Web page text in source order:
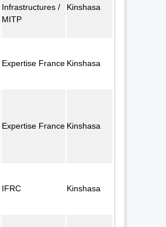
Infrastructures /
MITP
Kinshasa
Expertise France Kinshasa
Expertise France Kinshasa
IFRC Kinshasa